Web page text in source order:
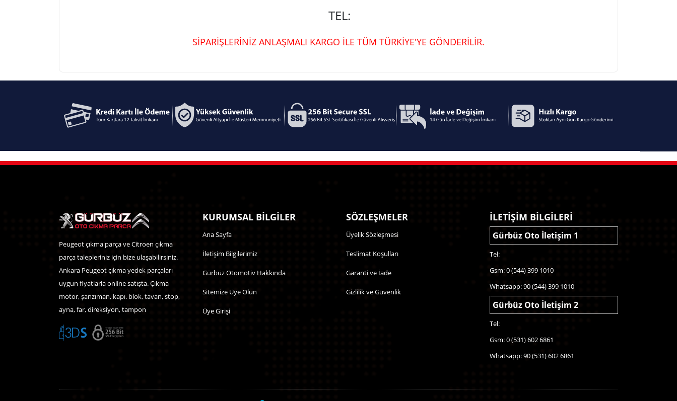
TEL:
SİPARİŞLERİNİZ ANLAŞMALI KARGO İLE TÜM TÜRKİYE'YE GÖNDERİLİR.
Peugeot çıkma parça ve Citroen çıkma
parça talepleriniz için bize ulaşabilirsiniz.
Ankara Peugeot çıkma yedek parçaları
uygun fiyatlarla online satışta. Çıkma
motor, şanzıman, kapı. blok, tavan, stop,
ayna, far, direksiyon, tampon
KURUMSAL BİLGİLER
Ana Sayfa
İletişim Bilgilerimiz
Gürbüz Otomotiv Hakkında
Sitemize Üye Olun
Üye Girişi
SÖZLEŞMELER
Üyelik Sözleşmesi
Teslimat Koşulları
Garanti ve İade
Gizlilik ve Güvenlik
İLETİŞİM BİLGİLERİ
Gürbüz Oto İletişim 1
Tel:
Gsm: 0 (544) 399 1010
Whatsapp: 90 (544) 399 1010
Gürbüz Oto İletişim 2
Tel:
Gsm: 0 (531) 602 6861
Whatsapp: 90 (531) 602 6861